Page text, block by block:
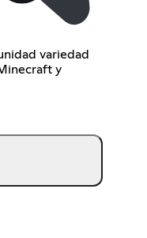
variedad
y